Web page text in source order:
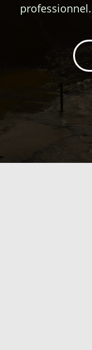
professionnel.